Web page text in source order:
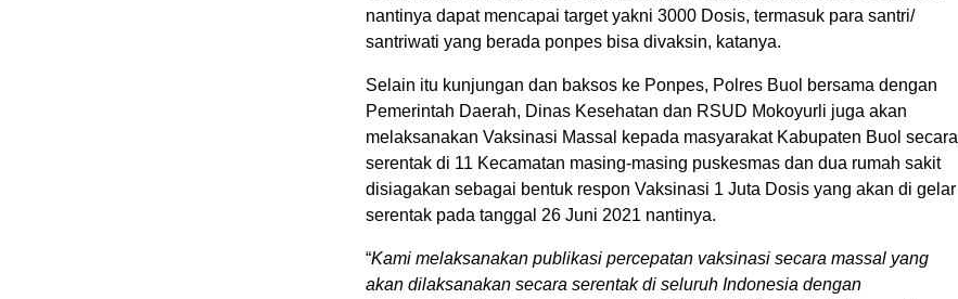
nantinya dapat mencapai target yakni 3000 Dosis, termasuk para santri/
santriwati yang berada ponpes bisa divaksin, katanya.
Selain itu kunjungan dan baksos ke Ponpes, Polres Buol bersama dengan
Pemerintah Daerah, Dinas Kesehatan dan RSUD Mokoyurli juga akan
melaksanakan Vaksinasi Massal kepada masyarakat Kabupaten Buol secara
serentak di 11 Kecamatan masing-masing puskesmas dan dua rumah sakit
disiagakan sebagai bentuk respon Vaksinasi 1 Juta Dosis yang akan di gelar
serentak pada tanggal 26 Juni 2021 nantinya.
“Kami melaksanakan publikasi percepatan vaksinasi secara massal yang
akan dilaksanakan secara serentak di seluruh Indonesia dengan